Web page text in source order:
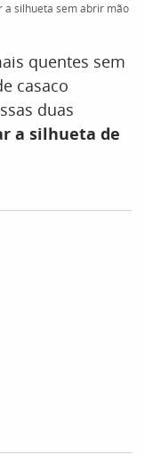
a silhueta sem abrir mão
quentes sem
casaco
duas
a silhueta de